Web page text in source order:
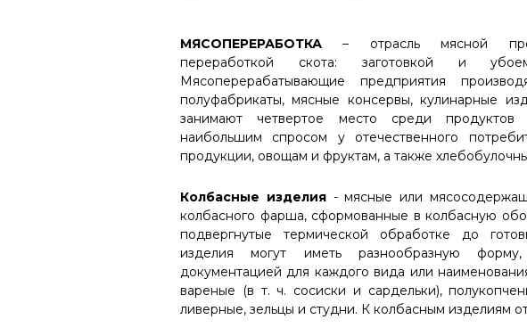
МЯСОПЕРЕРАБОТКА– отрасль мясной
переработкой скота: заготовкой и
Мясоперерабатывающие предприятия
полуфабрикаты, мясные консервы, кулинарные
занимают четвертое место среди продуктов
наибольшим спросом у отечественного
продукции, овощам и фруктам, а также
Колбасные изделия- мясные или
колбасного фарша, сформованные в колбасную
подвергнутые термической обработке до
изделия могут иметь разнообразную форму,
документацией для каждого вида или
вареные (в т. ч. сосиски и сардельки),
ливерные, зельцы и студни. К колбасным изделиям